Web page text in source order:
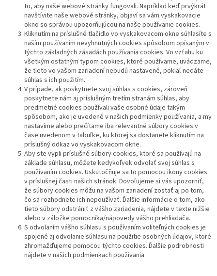
to, aby naše webové stránky fungovali. Napríklad keď prvýkrát
navštívite naše webové stránky, objaví sa vám vyskakovacie
okno so správou upozorňujúcou na naše používanie cookies.
Kliknutím na príslušné tlačidlo vo vyskakovacom okne súhlasíte s
naším používaním nevyhnutných cookies spôsobom opísaným v
týchto základných zásadách používania cookies. Vo vzťahu ku
všetkým ostatným typom cookies, ktoré používame, uvádzame,
že tieto vo vašom zariadení nebudú nastavené, pokiaľ nedáte
súhlas s ich použitím.
V prípade, ak poskytnete svoj súhlas s cookies, zároveň
poskytnete nám aj príslušným tretím stranám súhlas, aby
predmetné cookies používali vaše osobné údaje takým
spôsobom, ako je uvedené v našich podmienky používania, a my
nastavíme alebo prečítame iba relevantné súbory cookies v
čase uvedenom v tabuľke, ku ktorej sa dostanete kliknutím na
príslušný odkaz vo vyskakovacom okne.
Aby ste vypli príslušné súbory cookies, ktoré sa používajú na
základe súhlasu, môžete kedykoľvek odvolať svoj súhlas s
používaním cookies. Uskutočňuje sa to pomocou ikony cookies
v príslušnej časti našich stránok. Dovoľujeme si vás upozorniť,
že súbory cookies môžu na vašom zariadení zostať aj po tom,
čo sa rozhodnete ich nepoužívať. Ďalšie informácie o tom, ako
tieto súbory odstrániť z vášho zariadenia, nájdete v texte nižšie
alebo v záložke pomocníka/nápovedy vášho prehliadača.
S odvolaním vášho súhlasu s používaním voliteľných cookies je
spojené aj odvolanie súhlasu na použitie osobných údajov, ktoré
zhromažďujeme pomocou týchto cookies. Ďalšie podrobnosti
nájdete v našich podmienkach používania.